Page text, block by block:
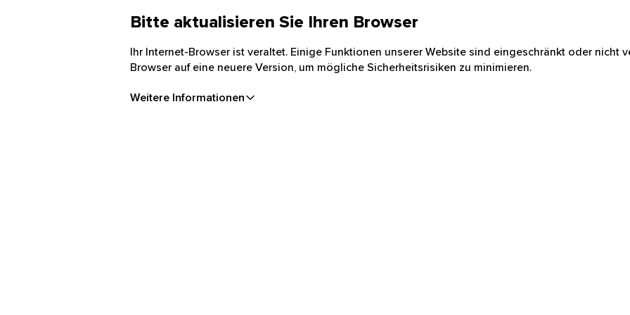
Bitte aktualisieren Sie Ihren Browser
Ihr Internet-Browser ist veraltet. Einige Funktionen unserer Website sind eingeschränkt oder nicht
Browser auf eine neuere Version, um mögliche Sicherheitsrisiken zu minimieren.
Weitere Informationen